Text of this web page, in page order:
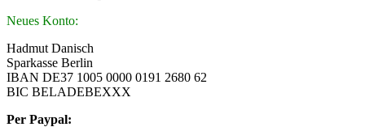
Neues Konto:
Hadmut Danisch
Sparkasse Berlin
IBAN DE37 1005 0000 0191 2680 62
BIC BELADEBEXXX
Per Paypal: